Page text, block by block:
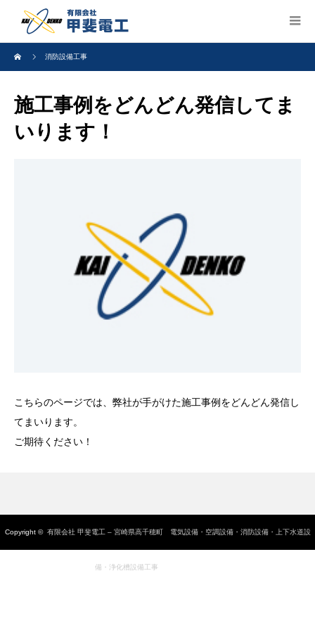
消防設備工事
施工事例をどんどん発信してま
いります！
こちらのページでは、弊社が手がけた施工事例をどんどん発信し
てまいります。
ご期待ください！
Copyright © 有限会社 甲斐電工 – 宮崎県高千穂町 電気設備・空調設備・消防設備・上下水道設
備・浄化槽設備工事